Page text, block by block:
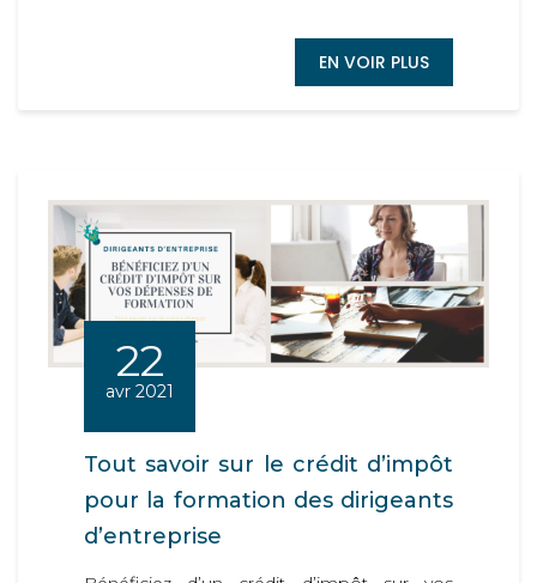
EN VOIR PLUS
22
avr 2021
Tout savoir sur le crédit d’impôt
pour la formation des dirigeants
d’entreprise